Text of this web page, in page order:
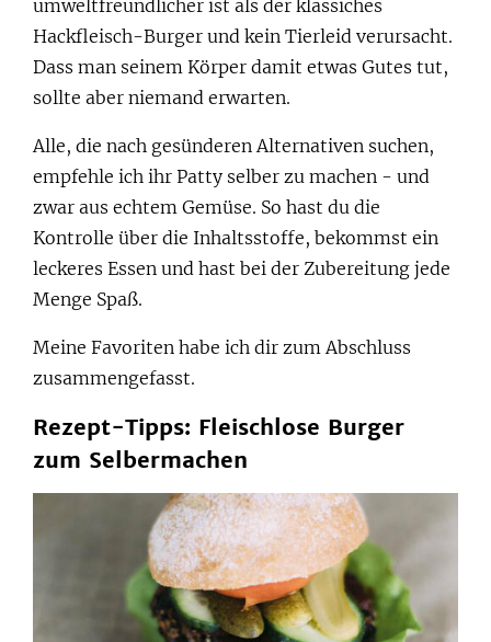
umweltfreundlicher ist als der klassiches
Hackfleisch-Burger und kein Tierleid verursacht.
Dass man seinem Körper damit etwas Gutes tut,
sollte aber niemand erwarten.
Alle, die nach gesünderen Alternativen suchen,
empfehle ich ihr Patty selber zu machen - und
zwar aus echtem Gemüse. So hast du die
Kontrolle über die Inhaltsstoffe, bekommst ein
leckeres Essen und hast bei der Zubereitung jede
Menge Spaß.
Meine Favoriten habe ich dir zum Abschluss
zusammengefasst.
Rezept-Tipps: Fleischlose Burger
zum Selbermachen